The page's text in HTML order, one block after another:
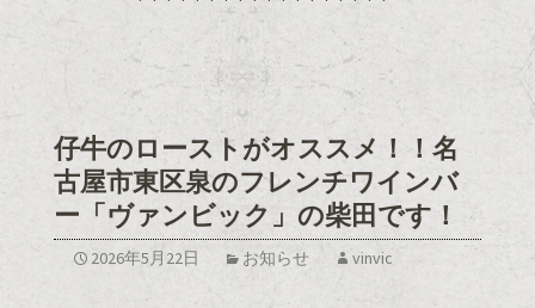
仔牛のローストがオススメ！！名
古屋市東区泉のフレンチワインバ
ー「ヴァンビック」の柴田です！
2026年5月22日 お知らせ vinvic